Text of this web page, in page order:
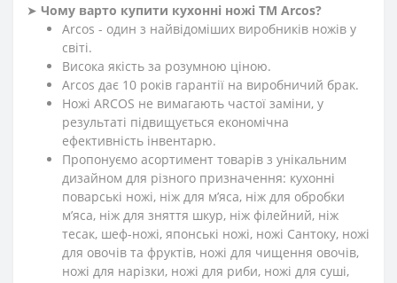
➤ Чому варто купити кухонні ножі ТМ Arcos?
Arcos - один з найвідоміших виробників ножів у
світі.
Висока якість за розумною ціною.
Arcos дає 10 років гарантії на виробничий брак.
Ножі ARCOS не вимагають частої заміни, у
результаті підвищується економічна
ефективність інвентарю.
Пропонуємо асортимент товарів з унікальним
дизайном для різного призначення: кухонні
поварські ножі, ніж для м’яса, ніж для обробки
м’яса, ніж для зняття шкур, ніж філейний, ніж
тесак, шеф-ножі, японські ножі, ножі Сантоку, ножі
для овочів та фруктів, ножі для чищення овочів,
ножі для нарізки, ножі для риби, ножі для суші,